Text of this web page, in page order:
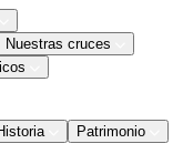
Nuestras cruces
Patrimonio